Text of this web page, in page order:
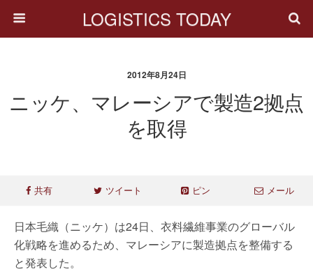
LOGISTICS TODAY
2012年8月24日
ニッケ、マレーシアで製造2拠点
を取得
共有 ツイート ピン メール
日本毛織（ニッケ）は24日、衣料繊維事業のグローバル
化戦略を進めるため、マレーシアに製造拠点を整備する
と発表した。